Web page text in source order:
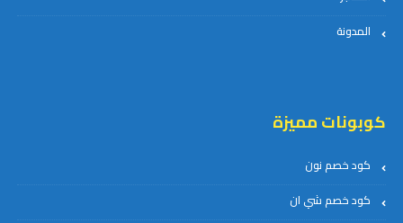
المدونة
كوبونات مميزة
كود خصم نون
كود خصم شي ان